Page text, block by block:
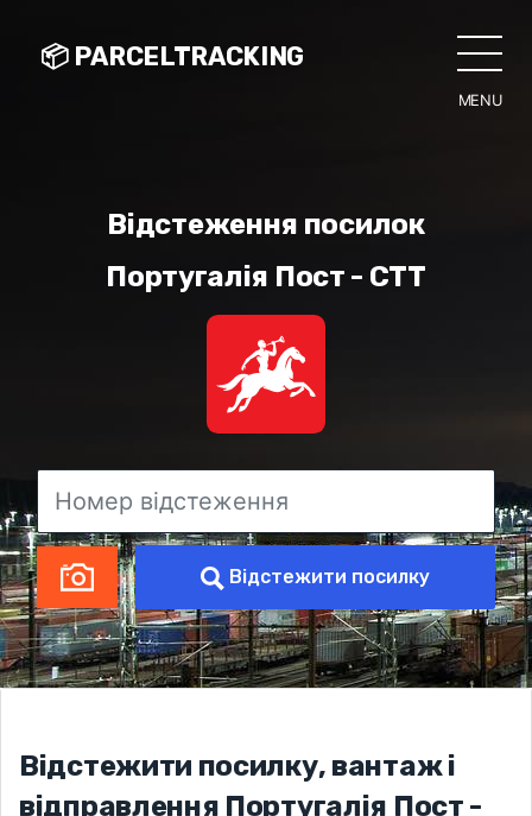
MENU
📦 PARCELTRACKING
Відстеження посилок
Португалія Пост - CTT
Відстежити посилку
Відстежити посилку, вантаж і
відправлення Португалія Пост -